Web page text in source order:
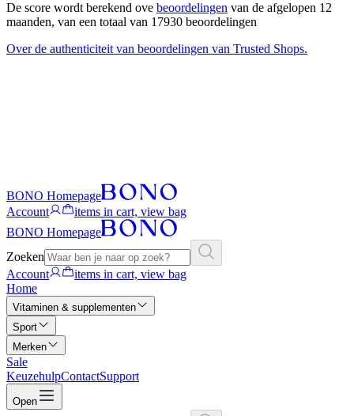
De score wordt berekend ove beoordelingen van de afgelopen 12
maanden, van een totaal van 17930 beoordelingen
Over de authenticiteit van beoordelingen van Trusted Shops.
BONO Homepage
Account
items in cart, view bag
BONO Homepage
Zoeken
Account
items in cart, view bag
Home
Vitaminen & supplementen
Sport
Merken
Sale
KeuzehulpContactSupport
Open